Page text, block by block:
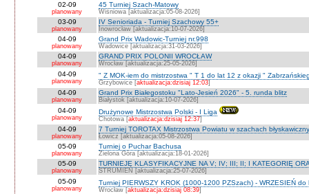
02-09
planowany
45 Turniej Szach-Matowy
Wiśniowa [aktualizacja:05-08-2026]
03-09
planowany
IV Senioriada - Turniej Szachowy 55+
Inowrocław [aktualizacja:10-07-2026]
04-09
planowany
Grand Prix Wadowic-Turniej nr.998
Wadowice [aktualizacja:31-03-2026]
04-09
planowany
GRAND PRIX POLONII WROCŁAW
Wrocław [aktualizacja:25-05-2026]
04-09
planowany
" Z MOK-iem do mistrzostwa " T 1 do lat 12 z okazji "
Grzybowice [aktualizacja:dzisiaj 12:03]
04-09
planowany
Grand Prix Białegostoku "Lato-Jesień 2026" - 5. runda blitz
Białystok [aktualizacja:10-07-2026]
04-09
planowany
Drużynowe Mistrzostwa Polski - I Liga
Chotowa [aktualizacja:dzisiaj 12:37]
04-09
planowany
7 Turniej TOROTAX Mistrzostwa Powiatu w szachach
Łowicz [aktualizacja:05-08-2026]
05-09
planowany
Turniej o Puchar Bachusa
Zielona Góra [aktualizacja:18-01-2026]
05-09
planowany
TURNIEJE KLASYFIKACYJNE NA V; IV; III; II; I KATEGORIĘ
STRUMIEŃ [aktualizacja:25-07-2026]
05-09
planowany
Turniej PIERWSZY KROK (1000-1200 PZSzach) - WRZESIEŃ do
Wrocław [aktualizacja:dzisiaj 08:39]